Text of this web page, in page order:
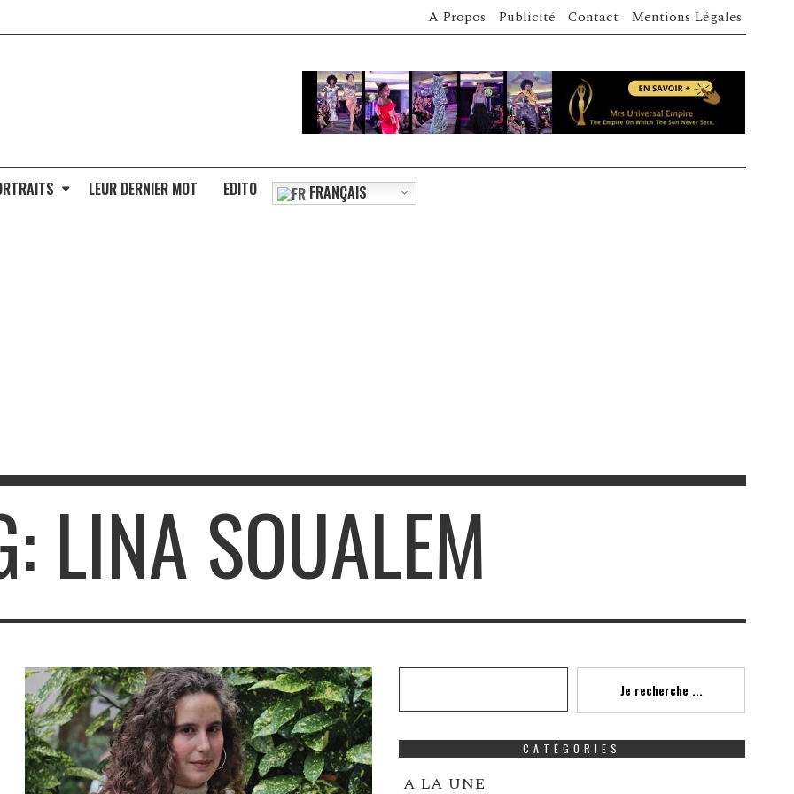
A Propos Publicité Contact Mentions Légales
LEUR DERNIER MOT EDITO FRANÇAIS
LINA SOUALEM
Je recherche ...
CATÉGORIES
A LA UNE